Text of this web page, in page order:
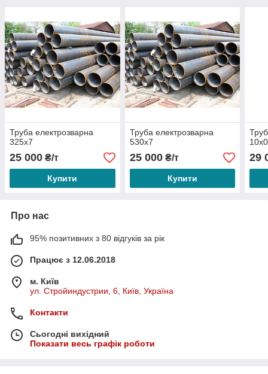
Труба електрозварна
325х7
25 000 ₴/т
Купити
Труба електрозварна
530х7
25 000₴/т
Купити
29
Про нас
95% позитивних з 80 відгуків за рік
Працює з 12.06.2018
м. Київ
ул. Стройиндустрии, 6, Київ, Україна
Контакти
Сьогодні вихідний
Показати весь графік роботи